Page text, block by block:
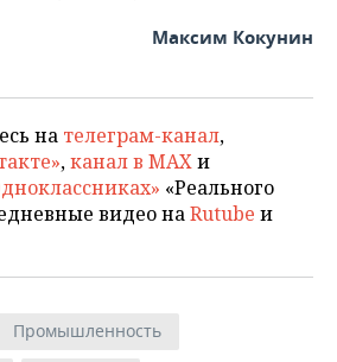
Максим Кокунин
на телеграм-канал,
,канал в MAXи
«Реального
видео наRutube и
Промышленность